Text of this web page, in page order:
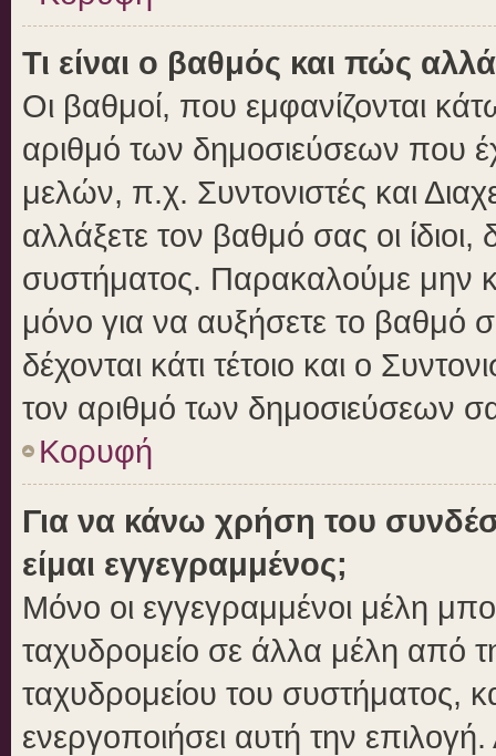
Τι είναι ο βαθμός και πώς
Οι βαθμοί, που εμφανίζονται
αριθμό των δημοσιεύσεων που
μελών, π.χ. Συντονιστές και
αλλάξετε τον βαθμό σας οι ίδιοι,
συστήματος. Παρακαλούμε μην
μόνο για να αυξήσετε το βαθμό
δέχονται κάτι τέτοιο και ο
τον αριθμό των δημοσιεύσεων
Κορυφή
Για να κάνω χρήση του
είμαι εγγεγραμμένος;
Μόνο οι εγγεγραμμένοι μέλη
ταχυδρομείο σε άλλα μέλη από
ταχυδρομείου του συστήματος,
ενεργοποιήσει αυτή την